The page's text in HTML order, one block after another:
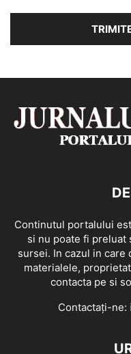
Continutul portalului
si nu poate fi preluat
sursei. In cazul in
materialele,
contacta pe si
Contactați-ne: